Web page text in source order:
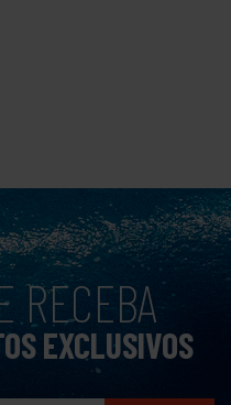
RECEBA
EXCLUSIVOS